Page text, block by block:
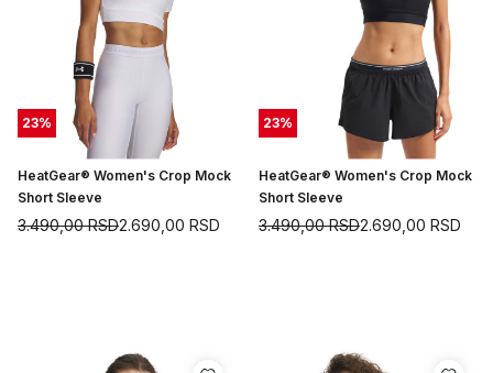
23%
HeatGear® Women's Crop Mock
Short Sleeve
2.690,00 RSD
3.490,00RSD
23%
HeatGear® Women's Crop Mock
Short Sleeve
2.690,00 RSD
3.490,00RSD